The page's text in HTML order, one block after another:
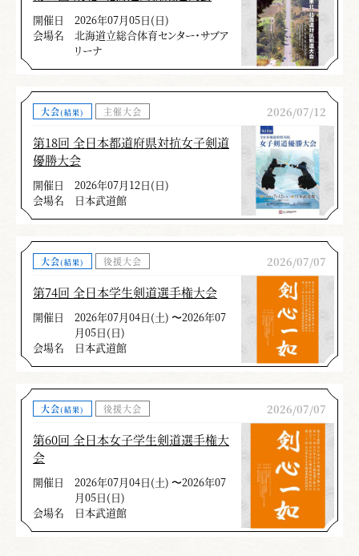
開催日
2026年07月05日(日)
会場名
北海道立総合体育センター・サブア
リーナ
大会(結果) 主催大会 2026/07/12
第18回 全日本都道府県対抗女子剣道
優勝大会
開催日
2026年07月12日(日)
会場名
日本武道館
大会(結果) 後援大会 2026/07/07
第74回 全日本学生剣道選手権大会
開催日
2026年07月04日(土) 〜2026年07
月05日(日)
会場名
日本武道館
大会(結果) 後援大会 2026/07/07
第60回 全日本女子学生剣道選手権大
会
開催日
2026年07月04日(土) 〜2026年07
月05日(日)
会場名
日本武道館